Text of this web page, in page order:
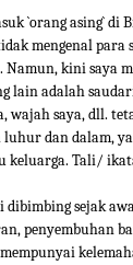
`orang asing` di
mengenal
kini saya
lain adalah
wajah saya, dll.
dan dalam,
keluarga. Tali/
dibimbing sejak
penyembuhan